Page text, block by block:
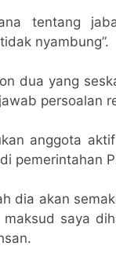
tentang
nyambung”.
dua yang
persoalan
anggota
pemerintahan
dia akan
saya